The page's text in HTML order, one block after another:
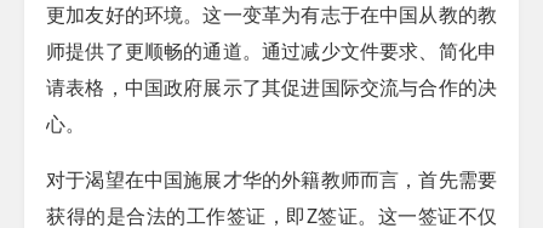
更加友好的环境。这一变革为有志于在中国从教的教
师提供了更顺畅的通道。通过减少文件要求、简化申
请表格，中国政府展示了其促进国际交流与合作的决
心。
对于渴望在中国施展才华的外籍教师而言，首先需要
获得的是合法的工作签证，即Z签证。这一签证不仅